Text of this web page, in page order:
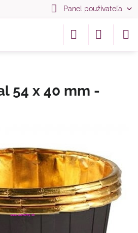
Panel používateľa
54 x 40 mm -